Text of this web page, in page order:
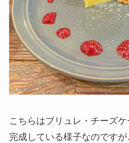
こちらはブリュレ・チーズ
完成している様子なのです